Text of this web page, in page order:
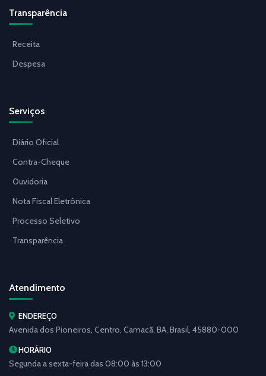
Transparência
Receita
Despesa
Serviços
Diário Oficial
Contra-Cheque
Ouvidoria
Nota Fiscal Eletrônica
Processo Seletivo
Transparência
Atendimento
ENDEREÇO
Avenida dos Pioneiros, Centro, Camacã, BA, Brasil, 45880-000
HORÁRIO
Segunda a sexta-feira das 08:00 às 13:00